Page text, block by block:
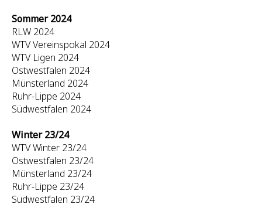
Sommer 2024
RLW 2024
WTV Vereinspokal 2024
WTV Ligen 2024
Ostwestfalen 2024
Münsterland 2024
Ruhr-Lippe 2024
Südwestfalen 2024
Winter 23/24
WTV Winter 23/24
Ostwestfalen 23/24
Münsterland 23/24
Ruhr-Lippe 23/24
Südwestfalen 23/24